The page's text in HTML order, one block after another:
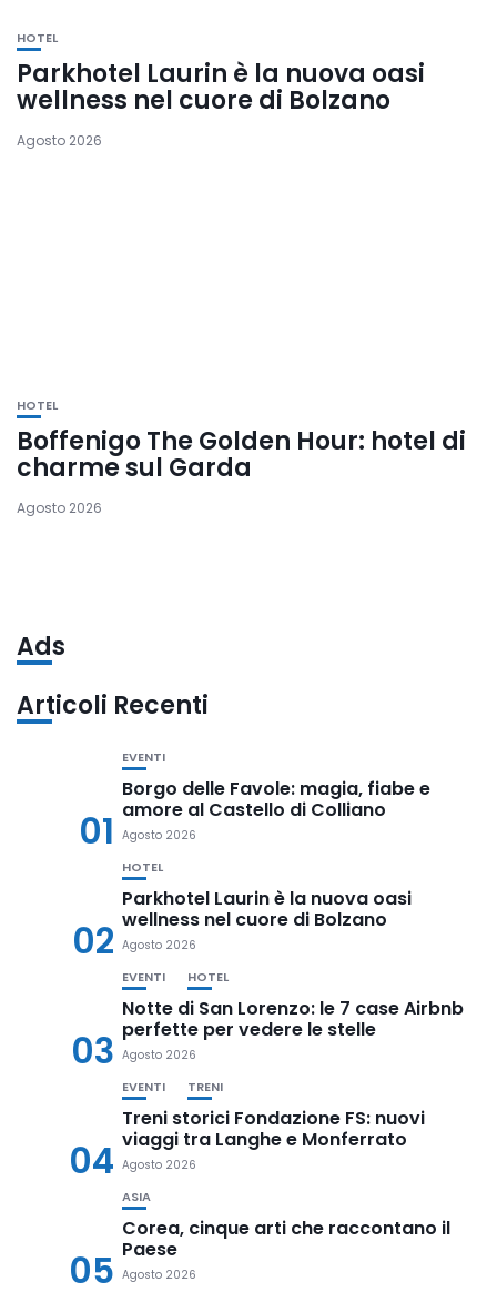
HOTEL
Parkhotel Laurin è la nuova oasi
wellness nel cuore di Bolzano
Agosto 2026
HOTEL
Boffenigo The Golden Hour: hotel di
charme sul Garda
Agosto 2026
Ads
Articoli Recenti
01
EVENTI
Borgo delle Favole: magia, fiabe e
amore al Castello di Colliano
Agosto 2026
02
HOTEL
Parkhotel Laurin è la nuova oasi
wellness nel cuore di Bolzano
Agosto 2026
03
EVENTI HOTEL
Notte di San Lorenzo: le 7 case Airbnb
perfette per vedere le stelle
Agosto 2026
04
EVENTI TRENI
Treni storici Fondazione FS: nuovi
viaggi tra Langhe e Monferrato
Agosto 2026
05
ASIA
Corea, cinque arti che raccontano il
Paese
Agosto 2026